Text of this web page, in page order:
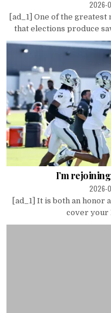
2026-
[ad_1] One of the
that elections produce
I’m
2026-
[ad_1] It is both an honor
cover your